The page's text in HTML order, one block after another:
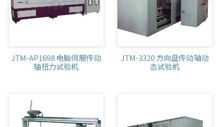
JTM-AP1698 电脑伺服传动
轴扭力试验机
JTM-3320 方向盘传动轴动
态试验机